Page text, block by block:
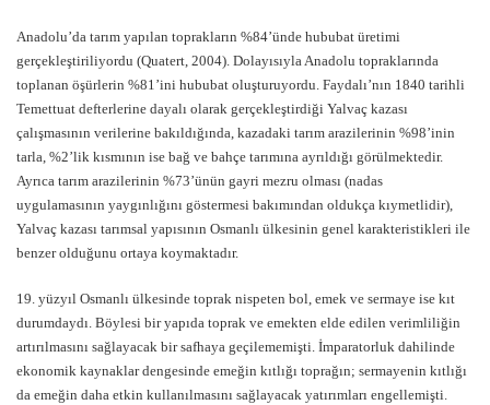
Anadolu’da tarım yapılan toprakların %84’ünde hububat üretimi
gerçekleştiriliyordu (Quatert, 2004). Dolayısıyla Anadolu topraklarında
toplanan öşürlerin %81’ini hububat oluşturuyordu. Faydalı’nın 1840 tarihli
Temettuat defterlerine dayalı olarak gerçekleştirdiği Yalvaç kazası
çalışmasının verilerine bakıldığında, kazadaki tarım arazilerinin %98’inin
tarla, %2’lik kısmının ise bağ ve bahçe tarımına ayrıldığı görülmektedir.
Ayrıca tarım arazilerinin %73’ünün gayri mezru olması (nadas
uygulamasının yaygınlığını göstermesi bakımından oldukça kıymetlidir),
Yalvaç kazası tarımsal yapısının Osmanlı ülkesinin genel karakteristikleri ile
benzer olduğunu ortaya koymaktadır.
19. yüzyıl Osmanlı ülkesinde toprak nispeten bol, emek ve sermaye ise kıt
durumdaydı. Böylesi bir yapıda toprak ve emekten elde edilen verimliliğin
artırılmasını sağlayacak bir safhaya geçilememişti. İmparatorluk dahilinde
ekonomik kaynaklar dengesinde emeğin kıtlığı toprağın; sermayenin kıtlığı
da emeğin daha etkin kullanılmasını sağlayacak yatırımları engellemişti.